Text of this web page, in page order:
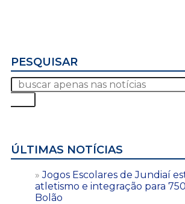
PESQUISAR
ÚLTIMAS NOTÍCIAS
Jogos Escolares de Jundiaí
atletismo e integração para
Bolão